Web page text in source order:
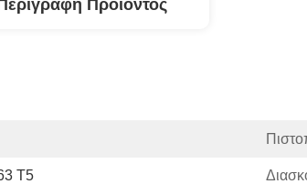
Προϊόντος
T5